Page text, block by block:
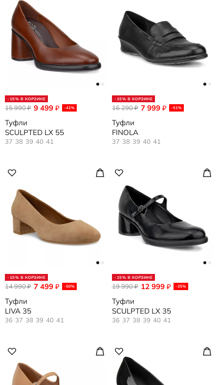
-15% В КОРЗИНЕ
9 499 ₽ -41%
15 990₽
Туфли
SCULPTED LX 55
37 38 39 40 41
-15% В КОРЗИНЕ
7 999 ₽ -51%
16 290₽
Туфли
FINOLA
37 38 39 40 41
-15% В КОРЗИНЕ
7 499 ₽ -50%
14 990₽
Туфли
LIVA 35
36 37 38 39 40 41
-15% В КОРЗИНЕ
12 999 ₽ -35%
19 990₽
Туфли
SCULPTED LX 35
36 37 38 39 40 41